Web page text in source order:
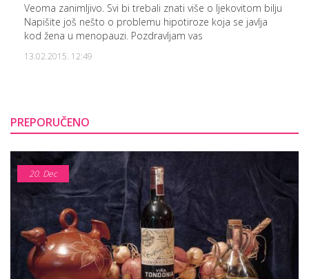
Veoma zanimljivo. Svi bi trebali znati više o ljekovitom bilju
Napišite još nešto o problemu hipotiroze koja se javlja
kod žena u menopauzi. Pozdravljam vas
13.02.2015. 12:49
PREPORUČENO
20. Dec